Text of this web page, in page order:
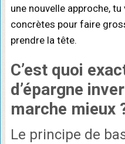
une nouvelle approche,
concrètes pour faire
prendre la tête.
C’est quoi
d’épargne
marche mieux
Le principe de